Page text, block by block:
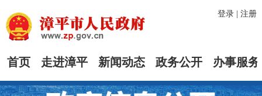
登录| 注册
首页 走进漳平 新闻动态 政务公开 办事服务